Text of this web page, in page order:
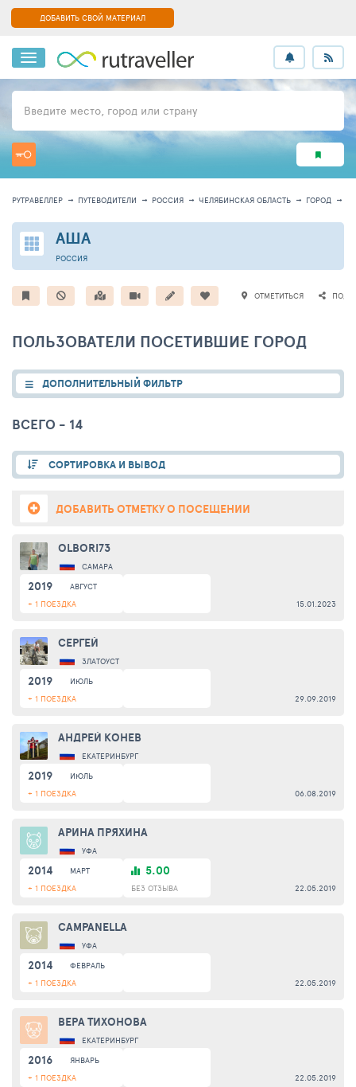
ДОБАВИТЬ СВОЙ МАТЕРИАЛ
Введите место, город или страну
РУТРАВЕЛЛЕР ПУТЕВОДИТЕЛИ РОССИЯ ЧЕЛЯБИНСКАЯ ОБЛАСТЬ ГОРОД
АША
РОССИЯ
ОТМЕТИТЬСЯ
ПОЛЬЗОВАТЕЛИ ПОСЕТИВШИЕ ГОРОД
ДОПОЛНИТЕЛЬНЫЙ ФИЛЬТР
ВСЕГО - 14
СОРТИРОВКА И ВЫВОД
ДОБАВИТЬ ОТМЕТКУ О ПОСЕЩЕНИИ
OLBORI73
САМАРА
2019
АВГУСТ
+ 1 ПОЕЗДКА
15.01.2023
СЕРГЕЙ
ЗЛАТОУСТ
2019
ИЮЛЬ
+ 1 ПОЕЗДКА
29.09.2019
АНДРЕЙ КОНЕВ
ЕКАТЕРИНБУРГ
2019
ИЮЛЬ
+ 1 ПОЕЗДКА
06.08.2019
АРИНА ПРЯХИНА
УФА
2014
МАРТ
+ 1 ПОЕЗДКА
5.00
БЕЗ ОТЗЫВА 22.05.2019
CAMPANELLA
УФА
2014
ФЕВРАЛЬ
+ 1 ПОЕЗДКА
22.05.2019
ВЕРА ТИХОНОВА
ЕКАТЕРИНБУРГ
2016
ЯНВАРЬ
+ 1 ПОЕЗДКА
22.05.2019